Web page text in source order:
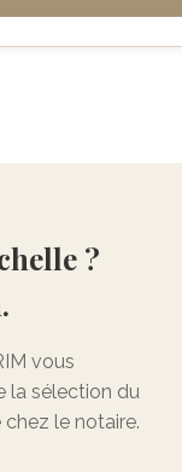
?
vous
la sélection du
le notaire.